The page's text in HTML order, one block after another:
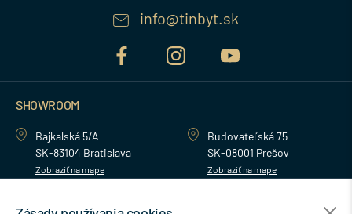
info@tinbyt.sk
SHOWROOM
Bajkalská 5/A
SK-83104 Bratislava
Zobraziť na mape
Budovateľská 75
SK-08001 Prešov
Zobraziť na mape